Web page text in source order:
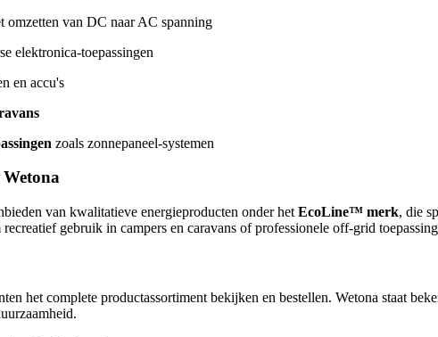
omzetten van DC naar AC spanning
elektronica-toepassingen
en accu's
zoals zonnepaneel-systemen
van kwalitatieve energieproducten onder het EcoLine™ merk, die
gebruik in campers en caravans of professionele off-grid
het complete productassortiment bekijken en bestellen. Wetona staat